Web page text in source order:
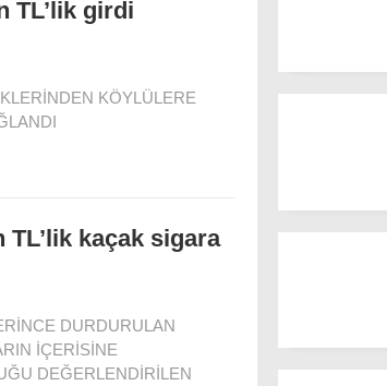
TL’lik girdi
KÖYLÜLERE
TL’lik kaçak sigara
DURDURULAN
İÇERİSİNE
DEĞERLENDİRİLEN